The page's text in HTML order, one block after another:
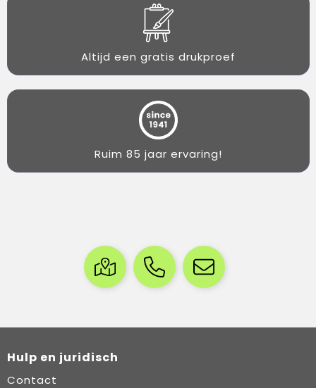
Altijd een gratis drukproef
Ruim 85 jaar ervaring!
Hulp en juridisch
Contact